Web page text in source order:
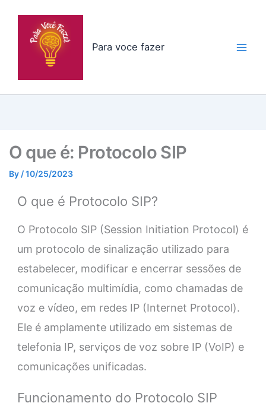
Para voce fazer
O que é: Protocolo SIP
By /10/25/2023
O que é Protocolo SIP?
O Protocolo SIP (Session Initiation Protocol) é
um protocolo de sinalização utilizado para
estabelecer, modificar e encerrar sessões de
comunicação multimídia, como chamadas de
voz e vídeo, em redes IP (Internet Protocol).
Ele é amplamente utilizado em sistemas de
telefonia IP, serviços de voz sobre IP (VoIP) e
comunicações unificadas.
Funcionamento do Protocolo SIP